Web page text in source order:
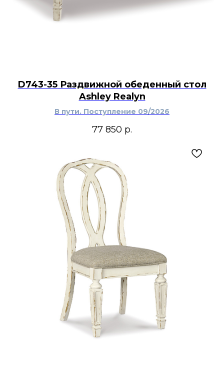
D743-35 Раздвижной обеденный стол
Ashley Realyn
В пути. Поступление 09/2026
77 850 р.